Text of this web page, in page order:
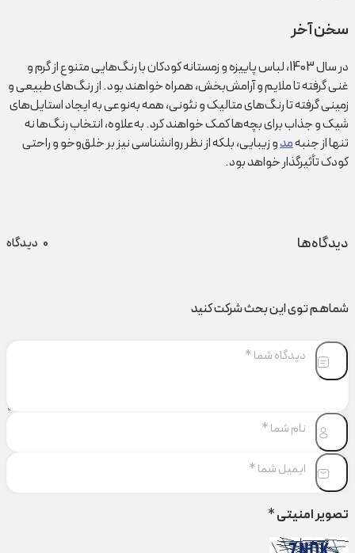
سخن آخر
در سال 1403، لباس‌ پاییزه و زمستانه کودکان با رنگ‌هایی متنوع از گرم و
غنی گرفته تا ملایم و آرامش‌بخش، همراه خواهند بود. از رنگ‌های طبیعی و
زمینی گرفته تا رنگ‌های متالیک و نئونی، همه به‌نوعی به ایجاد استایل‌های
شیک و جذاب برای بچه‌ها کمک خواهند کرد. به‌علاوه، انتخاب رنگ‌ها نه
تنها از جنبهمدو زیبایی، بلکه از نظر روانشناسی نیز بر خلق‌وخو و راحتی
کودک تأثیرگذار خواهد بود.
دیدگاه‌ها 0 دیدگاه
شماهم توی این بحث شرکت کنید
تصویر امنیتی*